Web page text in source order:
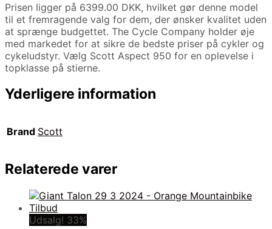
Prisen ligger på 6399.00 DKK, hvilket gør denne model
til et fremragende valg for dem, der ønsker kvalitet uden
at sprænge budgettet. The Cycle Company holder øje
med markedet for at sikre de bedste priser på cykler og
cykeludstyr. Vælg Scott Aspect 950 for en oplevelse i
topklasse på stierne.
Yderligere information
Brand Scott
Relaterede varer
Udsalg! 33%